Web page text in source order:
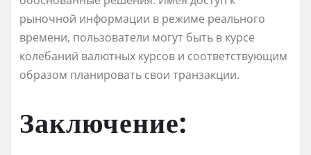
рыночной информации в режиме реального
времени, пользователи могут быть в курсе
колебаний валютных курсов и соответствующим
образом планировать свои транзакции.
Заключение: